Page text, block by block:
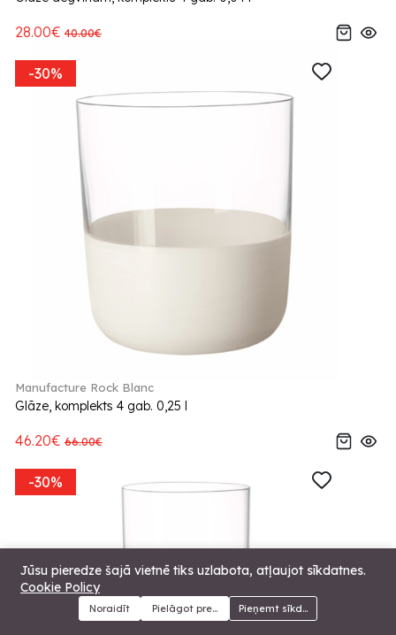
Menu Kategorijas Meklēt Grozs
28.00€ 40.00€
-30%
Manufacture Rock Blanc
Glāze, komplekts 4 gab. 0,25 l
46.20€ 66.00€
-30%
Jūsu pieredze šajā vietnē tiks uzlabota, atļaujot sīkdatnes.
Cookie Policy
Noraidīt Pielāgot preferencesPieņemt sīkdatnes